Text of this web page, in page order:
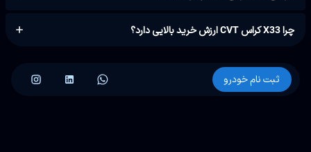
چرا X33 کراس CVT ارزش خرید بالایی دارد؟
ثبت نام خودرو